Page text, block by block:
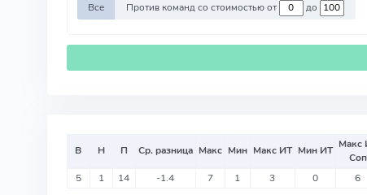
Все Против команд со стоимостью от до
В Н П Ср. разница Макс Мин Макс ИТ Мин ИТ Макс
Соп
5 1 14 -1.4 7 1 3 0 6